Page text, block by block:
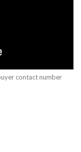
contact number